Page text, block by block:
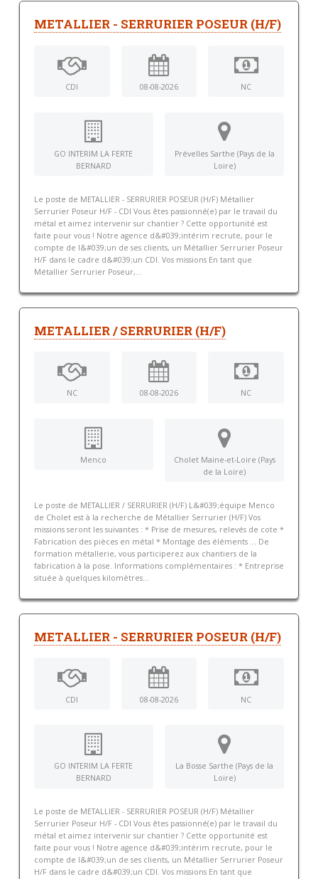
METALLIER - SERRURIER POSEUR (H/F)
CDI 08-08-2026 NC
GO INTERIM LA FERTE
BERNARD
Prévelles Sarthe (Pays de la
Loire)
Le poste de METALLIER - SERRURIER POSEUR (H/F) Métallier
Serrurier Poseur H/F - CDI Vous êtes passionné(e) par le travail du
métal et aimez intervenir sur chantier ? Cette opportunité est
faite pour vous ! Notre agence d&#039;intérim recrute, pour le
compte de l&#039;un de ses clients, un Métallier Serrurier Poseur
H/F dans le cadre d&#039;un CDI. Vos missions En tant que
Métallier Serrurier Poseur,...
METALLIER / SERRURIER (H/F)
NC 08-08-2026 NC
Menco
Cholet Maine-et-Loire (Pays
de la Loire)
Le poste de METALLIER / SERRURIER (H/F) L&#039;équipe Menco
de Cholet est à la recherche de Métallier Serrurier (H/F) Vos
missions seront les suivantes : * Prise de mesures, relevés de cote *
Fabrication des pièces en métal * Montage des éléments … De
formation métallerie, vous participerez aux chantiers de la
fabrication à la pose. Informations complémentaires : * Entreprise
située à quelques kilomètres...
METALLIER - SERRURIER POSEUR (H/F)
CDI 08-08-2026 NC
GO INTERIM LA FERTE
BERNARD
La Bosse Sarthe (Pays de la
Loire)
Le poste de METALLIER - SERRURIER POSEUR (H/F) Métallier
Serrurier Poseur H/F - CDI Vous êtes passionné(e) par le travail du
métal et aimez intervenir sur chantier ? Cette opportunité est
faite pour vous ! Notre agence d&#039;intérim recrute, pour le
compte de l&#039;un de ses clients, un Métallier Serrurier Poseur
H/F dans le cadre d&#039;un CDI. Vos missions En tant que